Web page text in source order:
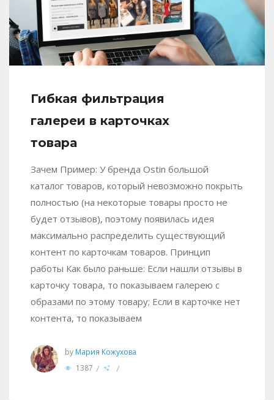
Гибкая фильтрация
галереи в карточках
товара
Зачем Пример: У бренда Ostin большой
каталог товаров, который невозможно покрыть
полностью (на некоторые товары просто не
будет отзывов), поэтому появилась идея
максимально распределить существующий
контент по карточкам товаров. Принцип
работы Как было раньше: Если нашли отзывы в
карточку товара, то показываем галерею с
образами по этому товару; Если в карточке нет
контента, то показываем
by Мария Кожухова
1387 / /